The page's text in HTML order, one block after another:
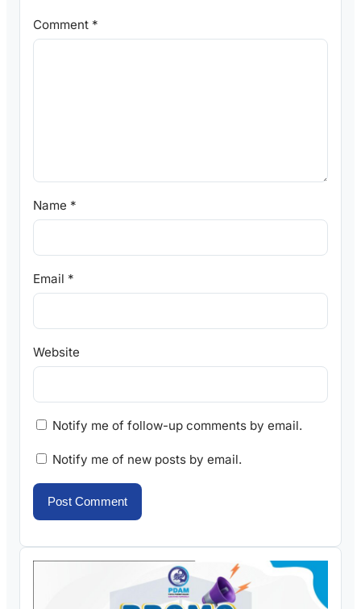
Comment *
Name *
Email *
Website
Notify me of follow-up comments by email.
Notify me of new posts by email.